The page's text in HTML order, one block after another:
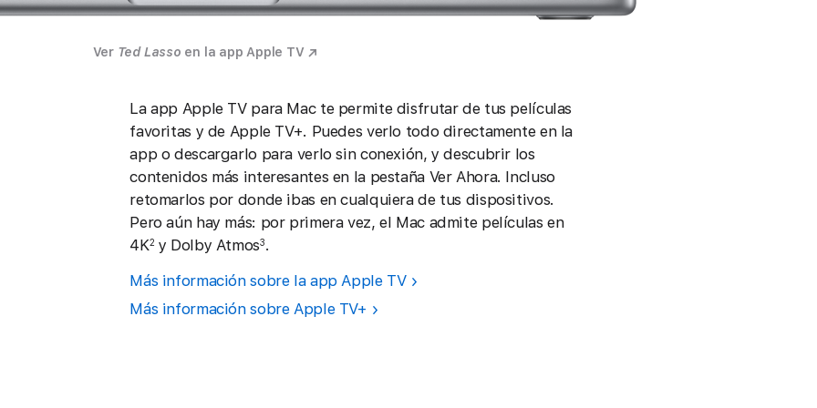
Ver Ted Lasso en la app Apple TV
La app Apple TV para Mac te permite disfrutar de tus películas
favoritas y de Apple TV+. Puedes verlo todo directamente en la
app o descargarlo para verlo sin conexión, y descubrir los
contenidos más interesantes en la pestaña Ver Ahora. Incluso
retomarlos por donde ibas en cualquiera de tus dispositivos.
Pero aún hay más: por primera vez, el Mac admite películas en
4K2 y Dolby Atmos3.
Más información sobre la app Apple TV
Más información sobre Apple TV+